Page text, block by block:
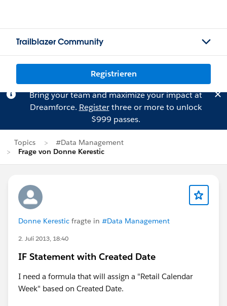
Trailblazer Community
Registrieren
Bring your team and maximize your impact at
Dreamforce. Registerthree or more to unlock
$999 passes.
Topics
#Data Management
Frage von Donne Kerestic
Donne Kerestic fragte in #Data Management
2. Juli 2013, 18:40
IF Statement with Created Date
I need a formula that will assign a "Retail Calendar
Week" based on Created Date.